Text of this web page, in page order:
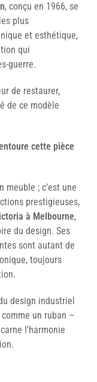
, conçu en 1966, se
plus
et esthétique,
qui
guerre.
de restaurer,
de ce modèle
cette pièce
meuble ; c’est une
prestigieuses,
à Melbourne,
du design. Ses
sont autant de
toujours
design industriel
un ruban –
l’harmonie